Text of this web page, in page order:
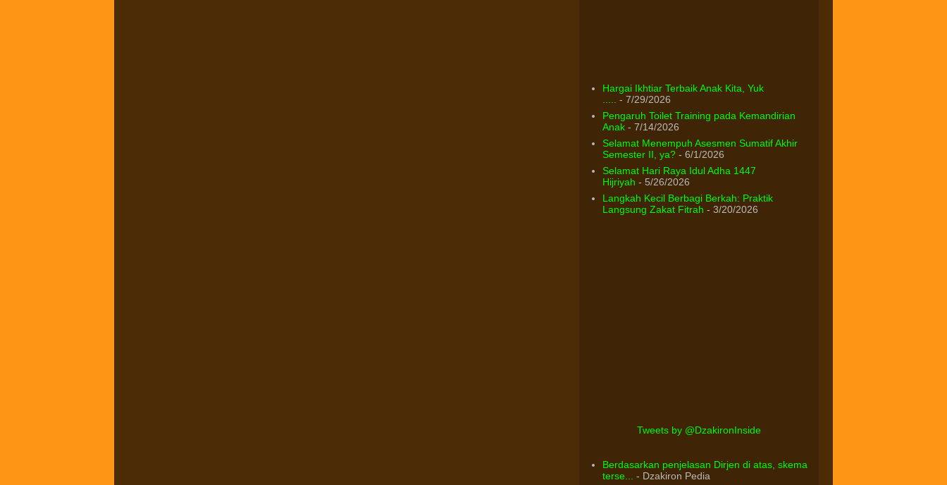
Hargai Ikhtiar Terbaik Anak Kita, Yuk
- 7/29/2026
Pengaruh Toilet Training pada Kemandirian
Anak- 7/14/2026
Selamat Menempuh Asesmen Sumatif Akhir
Semester II, ya?- 6/1/2026
Selamat Hari Raya Idul Adha 1447
Hijriyah - 5/26/2026
Langkah Kecil Berbagi Berkah: Praktik
Langsung Zakat Fitrah - 3/20/2026
Tweets by @DzakironInside
Berdasarkan penjelasan Dirjen di atas, skema
terse...
- Dzakiron Pedia